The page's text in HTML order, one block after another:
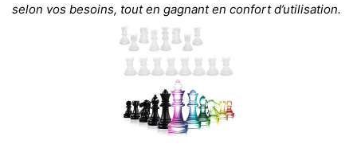
selon vos besoins, tout en gagnant en confort d’utilisation.